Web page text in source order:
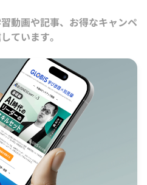
動画や記事、お得なキャンペ
ています。